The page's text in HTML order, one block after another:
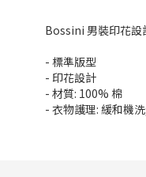
Bossini 男裝印花設
- 標準版型
- 印花設計
- 材質: 100% 棉
- 衣物護理: 緩和機